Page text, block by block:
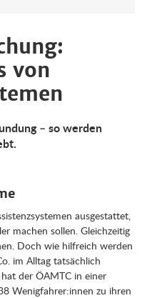
von
– so werden
ausgestattet,
machen sollen. Gleichzeitig
Doch wie hilfreich werden
im Alltag tatsächlich
der ÖAMTC in einer
Wenigfahrer:innen zu ihren